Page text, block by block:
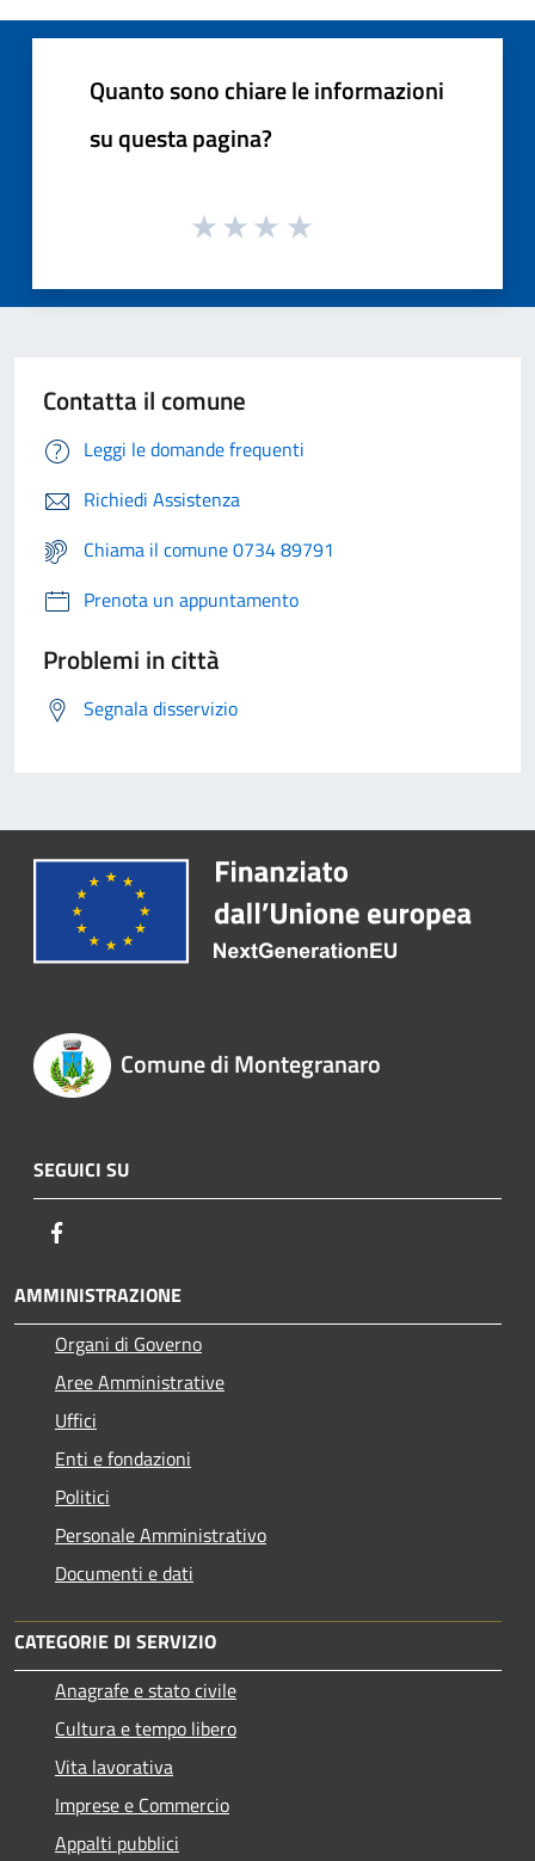
Quanto sono chiare le informazioni
su questa pagina?
Contatta il comune
Leggi le domande frequenti
Richiedi Assistenza
Chiama il comune 0734 89791
Prenota un appuntamento
Problemi in città
Segnala disservizio
Comune di Montegranaro
SEGUICI SU
AMMINISTRAZIONE
Organi di Governo
Aree Amministrative
Uffici
Enti e fondazioni
Politici
Personale Amministrativo
Documenti e dati
CATEGORIE DI SERVIZIO
Anagrafe e stato civile
Cultura e tempo libero
Vita lavorativa
Imprese e Commercio
Appalti pubblici